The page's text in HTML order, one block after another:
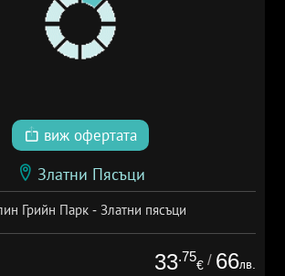
виж офертата
Златни Пясъци
Грийн Парк - Златни пясъци
33.75
€ / 66лв.